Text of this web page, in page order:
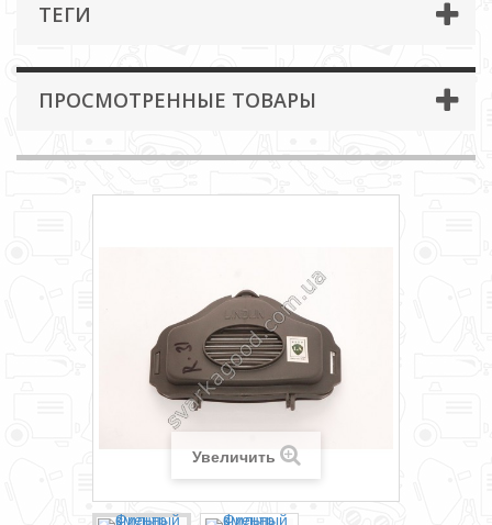
ТЕГИ
ПРОСМОТРЕННЫЕ ТОВАРЫ
Увеличить